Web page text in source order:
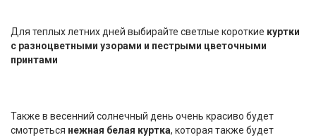
Для теплых летних дней выбирайте светлые короткие куртки
с разноцветными узорами и пестрыми цветочными
принтами
Также в весенний солнечный день очень красиво будет
смотреться нежная белая куртка, которая также будет